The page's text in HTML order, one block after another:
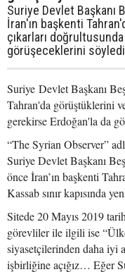
Suriye Devlet Başkanı
İran'ın başkenti
çıkarları
görüşeceklerini
Suriye Devlet Başkanı
Tahran'da görüştüklerini
gerekirse Erdoğan'la da
“The Syrian Observer”
Suriye Devlet Başkanı
önce İran’ın başkenti
Kassab sınır kapısında
Sitede 20 Mayıs 2019
görevliler ile ilgili ise
siyasetçilerinden daha iyi
işbirliğine açığız… Eğer